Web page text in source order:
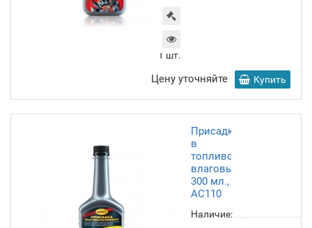
1 шт.
Цену уточняйте Купить
Присадка
в
топливо
влаговытесняющая,
300 мл.,
AC110
Наличие: